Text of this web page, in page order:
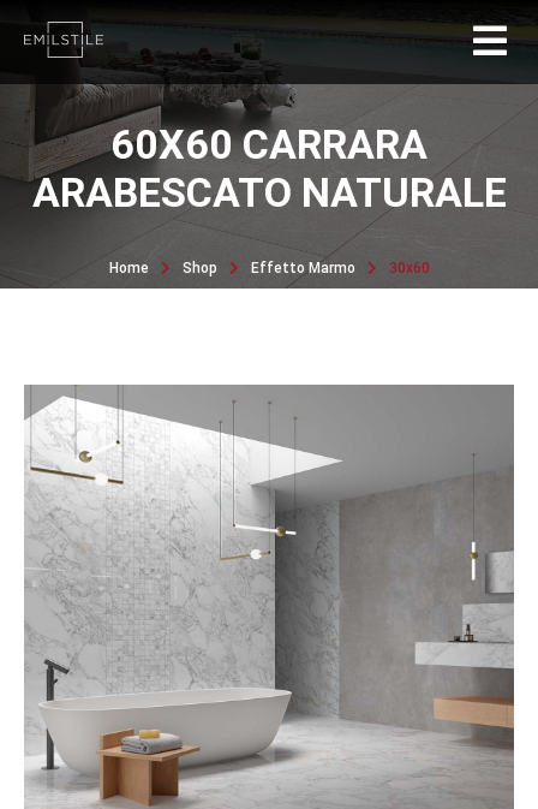
60X60 CARRARA
ARABESCATO NATURALE
Home Shop Effetto Marmo 30x60